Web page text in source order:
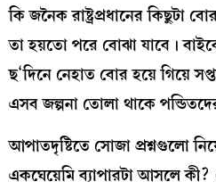
কি জনৈক রাষ্ট্রপ্রধানের কিছুটা
তা হয়তো পরে বোঝা যাবে।
ছ‘দিনে নেহাত বোর হয়ে গিয়ে
এসব জল্পনা তোলা থাকে
আপাতদৃষ্টিতে সোজা প্রশ্নগুলো
একঘেয়েমি ব্যাপারটা আসলে